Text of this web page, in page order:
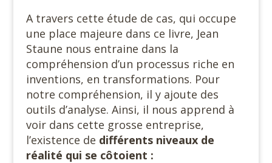
A travers cette étude de cas, qui occupe
une place majeure dans ce livre, Jean
Staune nous entraine dans la
compréhension d’un processus riche en
inventions, en transformations. Pour
notre compréhension, il y ajoute des
outils d’analyse. Ainsi, il nous apprend à
voir dans cette grosse entreprise,
l’existence de différents niveaux de
réalité qui se côtoient :